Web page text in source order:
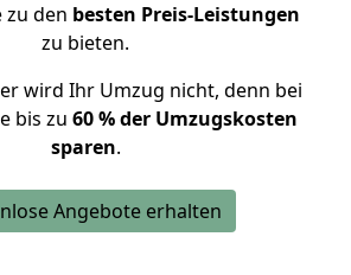
zu den besten Preis-Leistungen
zu bieten.
wird Ihr Umzug nicht, denn bei
bis zu 60 % der Umzugskosten
sparen.
Angebote erhalten